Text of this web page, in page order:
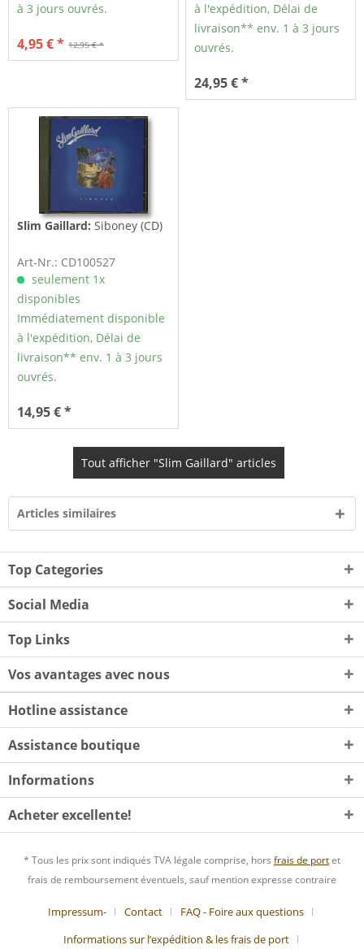
à 3 jours ouvrés.
12,95 € *
4,95 € *
à l'expédition, Délai de
livraison** env. 1 à 3 jours
ouvrés.
24,95 € *
Slim Gaillard:Siboney (CD)
Art-Nr.: CD100527
seulement 1x
disponibles
Immédiatement disponible
à l'expédition, Délai de
livraison** env. 1 à 3 jours
ouvrés.
14,95 € *
Tout afficher "Slim Gaillard" articles
Articles similaires
Top Categories
Social Media
Top Links
Vos avantages avec nous
Hotline assistance
Assistance boutique
Informations
Acheter excellente!
* Tous les prix sont indiqués TVA légale comprise, hors frais de portet
frais de remboursement éventuels, sauf mention expresse contraire
Impressum- Contact
FAQ - Foire aux questions
Informations sur l’expédition & les frais de port